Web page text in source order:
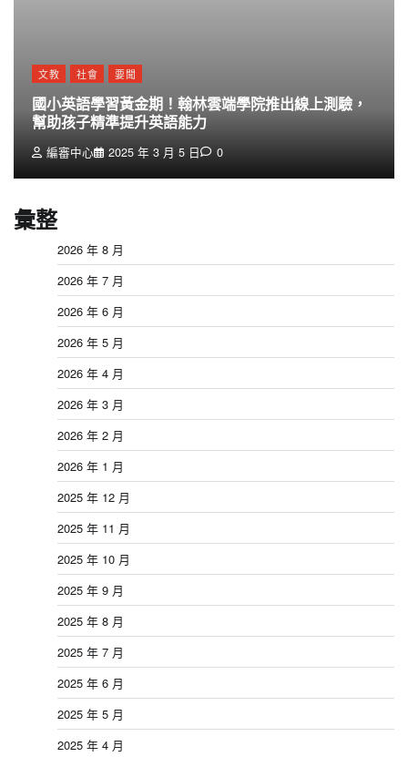
文教 社會 要聞
國小英語學習黃金期！翰林雲端學院推出線上測驗，
幫助孩子精準提升英語能力
編審中心 2025 年 3 月 5 日 0
彙整
2026 年 8 月
2026 年 7 月
2026 年 6 月
2026 年 5 月
2026 年 4 月
2026 年 3 月
2026 年 2 月
2026 年 1 月
2025 年 12 月
2025 年 11 月
2025 年 10 月
2025 年 9 月
2025 年 8 月
2025 年 7 月
2025 年 6 月
2025 年 5 月
2025 年 4 月